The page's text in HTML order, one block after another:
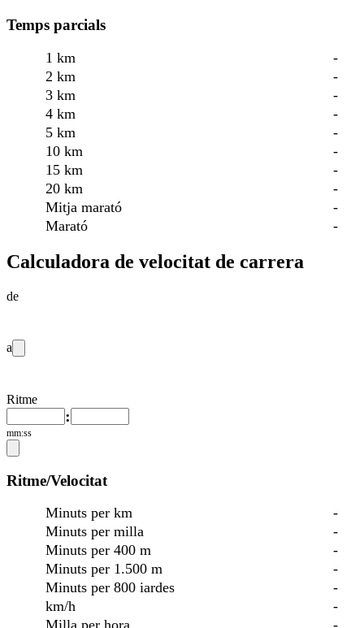
Temps parcials
1 km
-
2 km
-
3 km
-
4 km
-
5 km
-
10 km
-
15 km
-
20 km
-
Mitja marató
-
Marató
-
Calculadora de velocitat de carrera
de
a
Ritme
:
mm:ss
Ritme/Velocitat
Minuts per km
-
Minuts per milla
-
Minuts per 400 m
-
Minuts per 1.500 m
-
Minuts per 800 iardes
-
km/h
-